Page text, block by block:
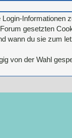
Informationen
gesetzten
wann du sie zum
von der Wahl